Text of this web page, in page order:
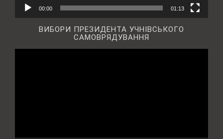
00:00 01:13
ВИБОРИ ПРЕЗИДЕНТА УЧНІВСЬКОГО
САМОВРЯДУВАННЯ